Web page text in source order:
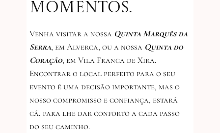
momentos.
Venha visitar a nossa Quinta Marquês da
Serra, em Alverca, ou a nossa Quinta do
Coração, em Vila Franca de Xira.
Encontrar o local perfeito para o seu
evento é uma decisão importante, mas o
nosso compromisso e confiança, estará
cá, para lhe dar conforto a cada passo
do seu caminho.